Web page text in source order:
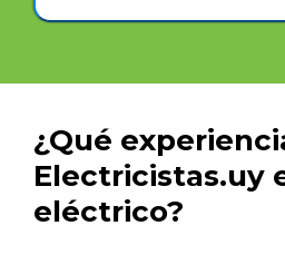
¿Qué
Electricistas.uy
eléctrico?